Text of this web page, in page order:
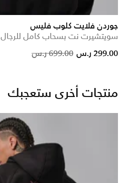
جوردن فلايت كلوب فليس
سويتشيرت نت بسحاب كامل للرجال
Price reduced
699.00 ر.س to 299.00 ر.س
منتجات أخرى ستعجبك